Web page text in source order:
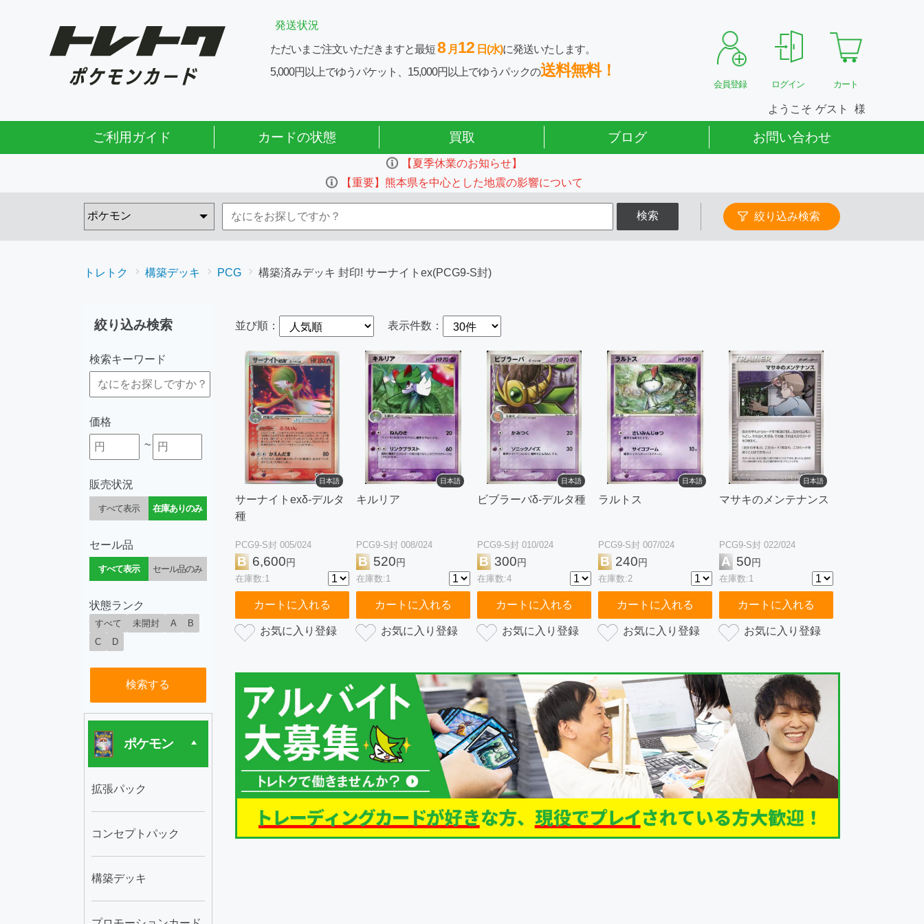
発送状況
ただいまご注文いただきますと最短8 月 12 日(水)に発送いたします。
5,000円以上でゆうパケット、15,000円以上でゆうパックの送料無料！
会員登録 ログイン カート
ようこそ ゲスト
ご利用ガイド カードの状態 買取 ブログ お問い合わせ
【夏季休業のお知らせ】
【重要】熊本県を中心とした地震の影響について
検索 絞り込み検索
トレトク 構築デッキ PCG 構築済みデッキ 封印! サーナイトex(PCG9-S封)
絞り込み検索
検索キーワード
価格
~
販売状況
すべて表示 在庫ありのみ
セール品
すべて表示 セール品のみ
状態ランク
すべて 未開封 A
B
C
D
検索する
ポケモン
拡張パック
コンセプトパック
構築デッキ
並び順： 表示件数：
日本語
サーナイトexδ-デルタ
種
PCG9-S封 005/024
B 6,600円
在庫数:1
カートに入れる
日本語
キルリア
PCG9-S封 008/024
B 520円
在庫数:1
カートに入れる
日本語
ビブラーバδ-デルタ種
PCG9-S封 010/024
B 300円
在庫数:4
カートに入れる
日本語
ラルトス
PCG9-S封 007/024
B 240円
在庫数:2
カートに入れる
日本語
マサキのメンテナンス
PCG9-S封 022/024
A 50円
在庫数:1
カートに入れる